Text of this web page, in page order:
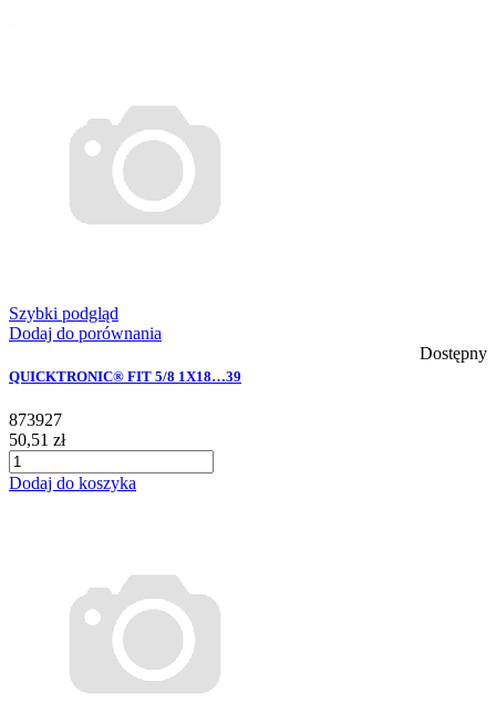
Szybki podgląd
Dodaj do porównania
Dostępny
QUICKTRONIC® FIT 5/8 1X18…39
873927
50,51 zł
Dodaj do koszyka